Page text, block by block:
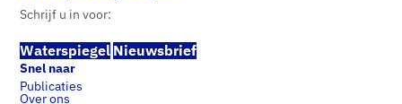
Schrijf u in voor:
Waterspiegel Nieuwsbrief
Snel naar
Publicaties
Over ons